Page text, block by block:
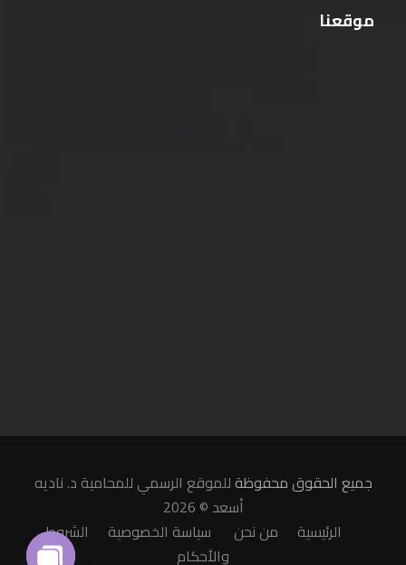
موقعنا
جميع الحقوق محفوظةللموقع الرسمي للمحامية د. ناديه
أسعد © 2026
الرئيسية
من نحن سياسة الخصوصية
الشروط
والأحكام